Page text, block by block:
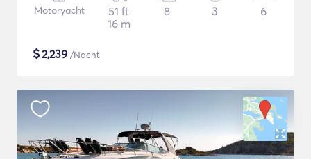
Motoryacht
51 ft
16 m
8 3 6
$2,239 /Nacht